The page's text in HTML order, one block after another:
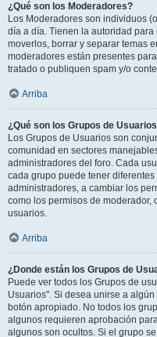
¿Qué son los Moderadores?
Los Moderadores son individuos
día a día. Tienen la autoridad
moverlos, borrar y separar temas
moderadores están presentes
tratado o publiquen spam y/o
Arriba
¿Qué son los Grupos de
Los Grupos de Usuarios son
comunidad en sectores
administradores del foro. Cada
cada grupo puede tener
administradores, a cambiar los
como los permisos de moderador,
usuarios.
Arriba
¿Donde están los Grupos de
Puede ver todos los Grupos de
Usuarios". Si desea unirse a
botón apropiado. No todos los
algunos requieren aprobación
algunos son ocultos. Si el grupo